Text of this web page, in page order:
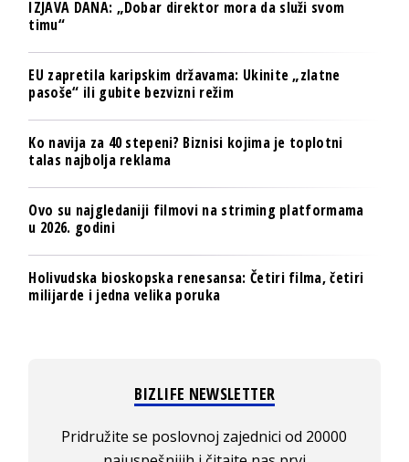
IZJAVA DANA: „Dobar direktor mora da služi svom
timu“
EU zapretila karipskim državama: Ukinite „zlatne
pasoše“ ili gubite bezvizni režim
Ko navija za 40 stepeni? Biznisi kojima je toplotni
talas najbolja reklama
Ovo su najgledaniji filmovi na striming platformama
u 2026. godini
Holivudska bioskopska renesansa: Četiri filma, četiri
milijarde i jedna velika poruka
BIZLIFE NEWSLETTER
Pridružite se poslovnoj zajednici od 20000